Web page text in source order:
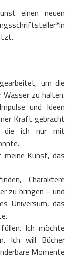
einen neuen
um die
Wasser zu halten.
und Ideen
Kraft gebracht
die ich nur mit
meine Kunst, das
Charaktere
zu bringen – und
Universum, das
Ich möchte
Ich will Bücher
Momente